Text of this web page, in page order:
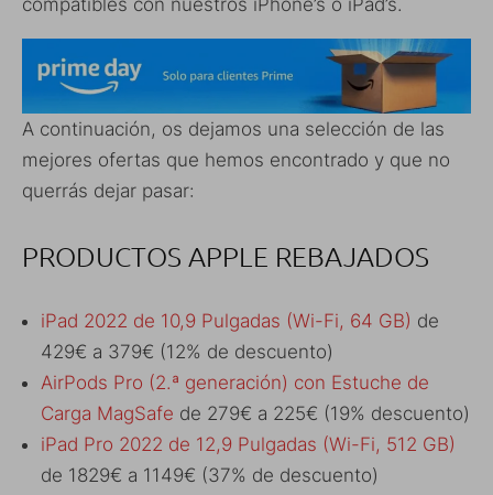
A continuación, os dejamos una selección de las
mejores ofertas que hemos encontrado y que no
querrás dejar pasar:
PRODUCTOS APPLE REBAJADOS
iPad 2022 de 10,9 Pulgadas (Wi-Fi, 64 GB) de
429€ a 379€ (12% de descuento)
AirPods Pro (2.ª generación) con Estuche de
Carga MagSafe de 279€ a 225€ (19% descuento)
iPad Pro 2022 de 12,9 Pulgadas (Wi-Fi, 512 GB)
de 1829€ a 1149€ (37% de descuento)